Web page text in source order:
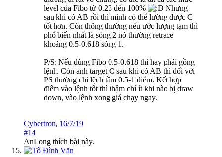
level của Fibo từ 0.23 đến 100%
Nhưng
sau khi có AB rồi thì mình có thể lường được C
tốt hơn. Còn thông thường nếu ước lượng tạm thì
phổ biến nhất là sóng 2 nó thường retrace
khoảng 0.5-0.618 sóng 1.
P/S: Nếu dùng Fibo 0.5-0.618 thì hay phải gồng
lệnh. Còn anh target C sau khi có AB thì đối với
PS thường chỉ lệch tầm 0.5-1 điểm. Kết hợp
điểm vào lệnh tốt thì thậm chí ít khi nào bị draw
down, vào lệnh xong giá chạy ngay.
Cybertron, 16/7/19
#14
AnLong thích bài này.